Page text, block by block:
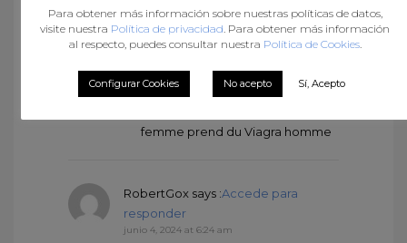
AllenGonrysays :Accede para
responder
junio 3, 2024 at 10:37 pm
Acheter Sildenafil 100mg sans
ordonnance: Viagra generique
femme prend du Viagra homme
RobertGox says :Accede para
responder
junio 4, 2024 at 6:24 am
Para obtener más información sobre nuestras políticas de datos,
visite nuestra Política de privacidad . Para obtener más información
al respecto, puedes consultar nuestra Política de Cookies.
Configurar Cookies No acepto Sí, Acepto